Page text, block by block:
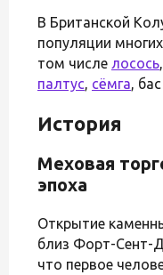
В Британской
популяции
том числе лосось,
палтус, сёмга,
История
Меховая
эпоха
Открытие
близ Форт-Сент-
что первое